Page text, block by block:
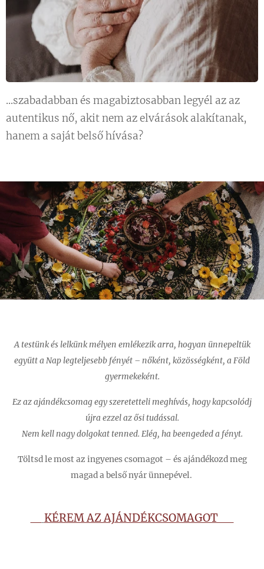
...szabadabban és magabiztosabban legyél az az
autentikus nő, akit nem az elvárások alakítanak,
hanem a saját belső hívása?
A testünk és lelkünk mélyen emlékezik arra, hogyan ünnepeltük
együtt a Nap legteljesebb fényét – nőként, közösségként, a Föld
gyermekeként.
Ez az ajándékcsomag egy szeretetteli meghívás, hogy kapcsolódj
újra ezzel az ősi tudással.
Nem kell nagy dolgokat tenned. Elég, ha beengeded a fényt.
Töltsd le most az ingyenes csomagot – és ajándékozd meg
magad a belső nyár ünnepével.
KÉREM AZ AJÁNDÉKCSOMAGOT 👈